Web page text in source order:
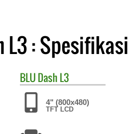
L3 : Spesifikasi
BLUDash L3
4" (800x480)
TFT LCD